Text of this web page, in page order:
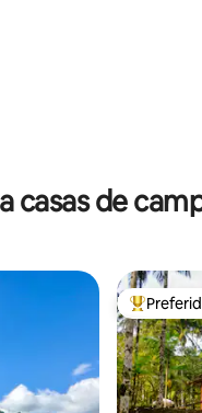
de
Entre os